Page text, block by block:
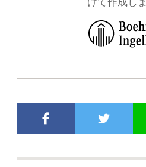
けて作成し